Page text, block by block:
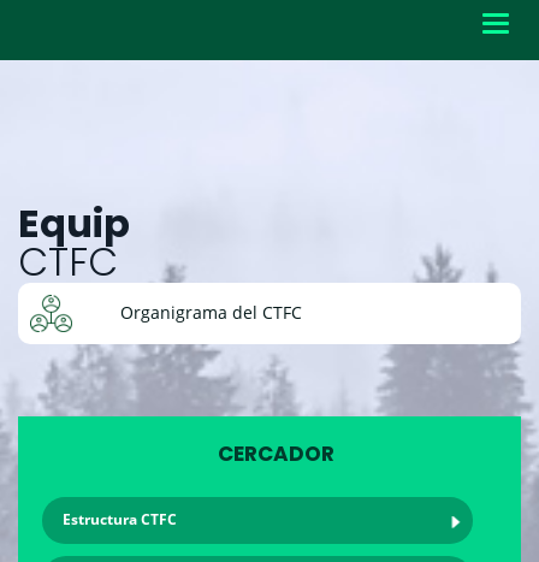
Equip
CTFC
Organigrama del CTFC
CERCADOR
Estructura CTFC